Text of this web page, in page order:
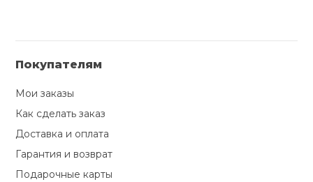
Покупателям
Мои заказы
Как сделать заказ
Доставка и оплата
Гарантия и возврат
Подарочные карты